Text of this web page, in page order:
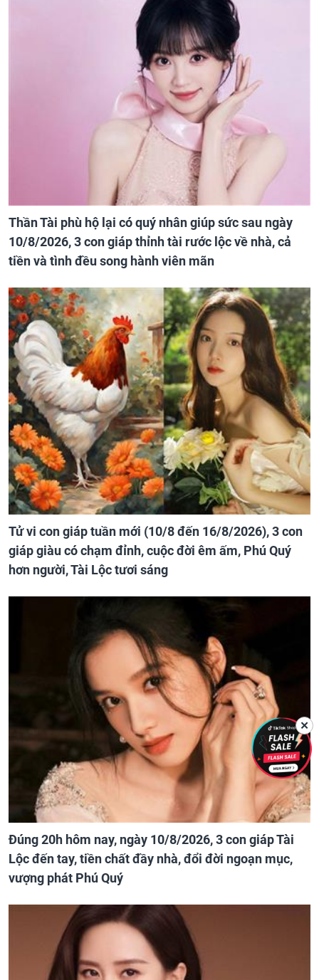
Thần Tài phù hộ lại có quý nhân giúp sức sau ngày
10/8/2026, 3 con giáp thỉnh tài rước lộc về nhà, cả
tiền và tình đều song hành viên mãn
Tử vi con giáp tuần mới (10/8 đến 16/8/2026), 3 con
giáp giàu có chạm đỉnh, cuộc đời êm ấm, Phú Quý
hơn người, Tài Lộc tươi sáng
Đúng 20h hôm nay, ngày 10/8/2026, 3 con giáp Tài
Lộc đến tay, tiền chất đầy nhà, đổi đời ngoạn mục,
vượng phát Phú Quý
✕